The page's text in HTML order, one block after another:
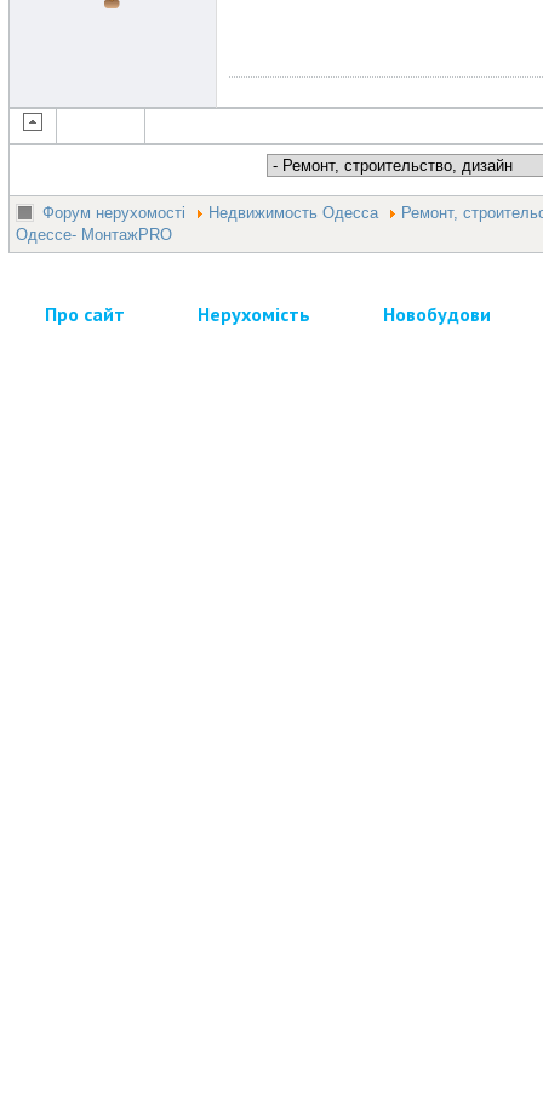
Форум нерухомості Недвижимость Одесса
Ремонт,
Одессе- МонтажPRO
Про сайт Нерухомість Новобудови